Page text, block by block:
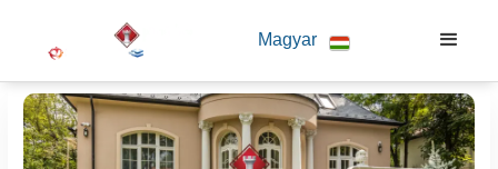
Magyar